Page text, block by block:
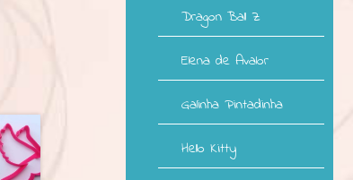
Dragon Ball Z
Elena de Avalor
Galinha Pintadinha
Hello Kitty